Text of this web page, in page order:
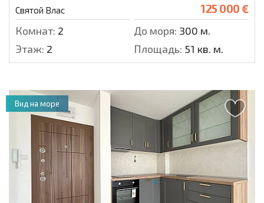
Святой Влас 125 000 €
Комнат: 2 До моря: 300 м.
Этаж: 2 Площадь: 51 кв. м.
Вид на море